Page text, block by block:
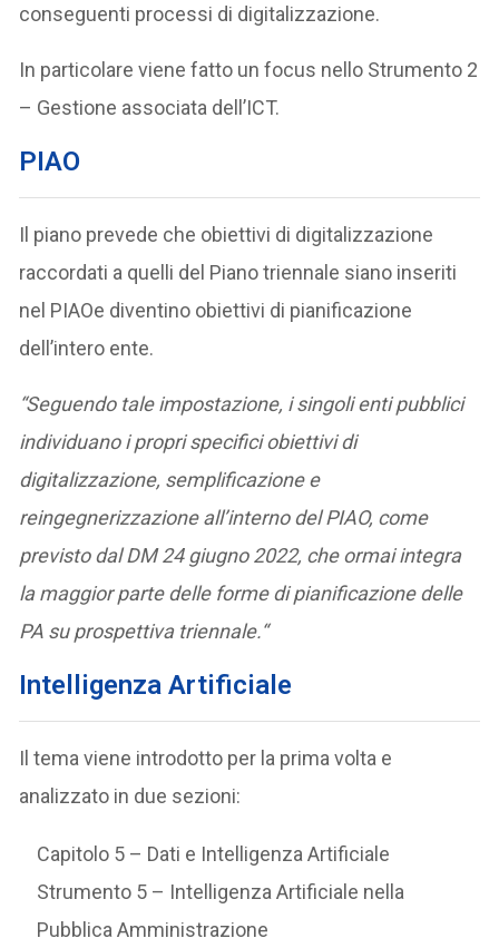
conseguenti processi di digitalizzazione.
In particolare viene fatto un focus nello Strumento 2
– Gestione associata dell’ICT.
PIAO
Il piano prevede che obiettivi di digitalizzazione
raccordati a quelli del Piano triennale siano inseriti
nel PIAOe diventino obiettivi di pianificazione
dell’intero ente.
“Seguendo tale impostazione, i singoli enti pubblici
individuano i propri specifici obiettivi di
digitalizzazione, semplificazione e
reingegnerizzazione all’interno del PIAO, come
previsto dal DM 24 giugno 2022, che ormai integra
la maggior parte delle forme di pianificazione delle
PA su prospettiva triennale.“
Intelligenza Artificiale
Il tema viene introdotto per la prima volta e
analizzato in due sezioni:
Capitolo 5 – Dati e Intelligenza Artificiale
Strumento 5 – Intelligenza Artificiale nella
Pubblica Amministrazione